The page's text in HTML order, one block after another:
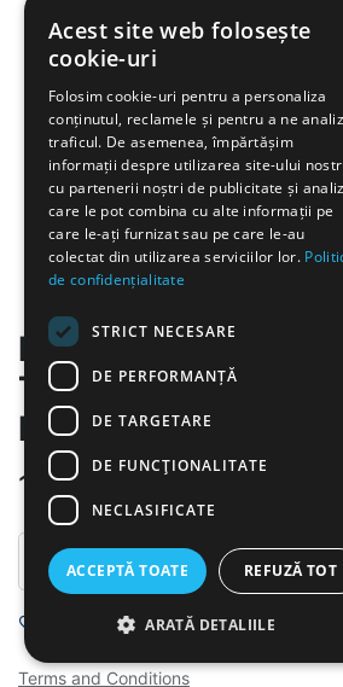
MD LAPTE/IAURT
TARTINA CU
LEGUME
10.00
Add to wishlist
Terms and Conditions
Acest site web folosește
cookie-uri
Folosim cookie-uri pentru a personaliza
conținutul, reclamele și pentru a ne
traficul. De asemenea, împărtășim
informații despre utilizarea site-ului
cu partenerii noștri de publicitate și
care le pot combina cu alte informații pe
care le-ați furnizat sau pe care le-au
colectat din utilizarea serviciilor lor.
de confidențialitate
STRICT NECESARE
DE PERFORMANȚĂ
DE TARGETARE
DE FUNCŢIONALITATE
NECLASIFICATE
ACCEPTĂ TOATE REFUZĂ TOT
ARATĂ DETALIILE